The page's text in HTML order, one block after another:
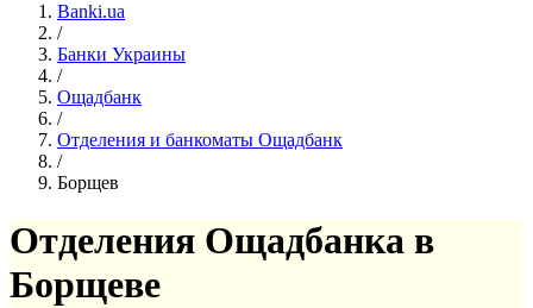
Banki.ua
/
Банки Украины
/
Ощадбанк
/
Отделения и банкоматы Ощадбанк
/
Борщев
Отделения Ощадбанка в
Борщеве